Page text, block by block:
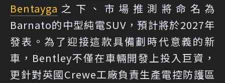
Bentayga 之下、市場推測將命名為
Barnato的中型純電SUV，預計將於2027年
發表。為了迎接這款具備劃時代意義的新
車，Bentley不僅在車輛開發上投入巨資，
更針對英國Crewe工廠負責生產電控防護區